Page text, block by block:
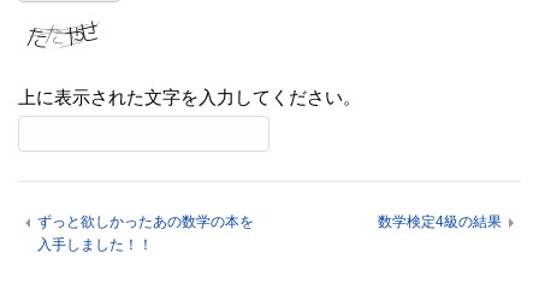
上に表示された文字を入力してください。
ずっと欲しかったあの数学の本を
入手しました！！
数学検定4級の結果